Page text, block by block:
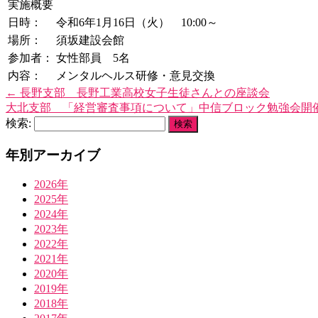
実施概要
日時：
令和6年1月16日（火） 10:00～
場所：
須坂建設会館
参加者：
女性部員 5名
内容：
メンタルヘルス研修・意見交換
← 長野支部 長野工業高校女子生徒さんとの座談会
大北支部 「経営審査事項について」中信ブロック勉強会開
検索:
年別アーカイブ
2026年
2025年
2024年
2023年
2022年
2021年
2020年
2019年
2018年